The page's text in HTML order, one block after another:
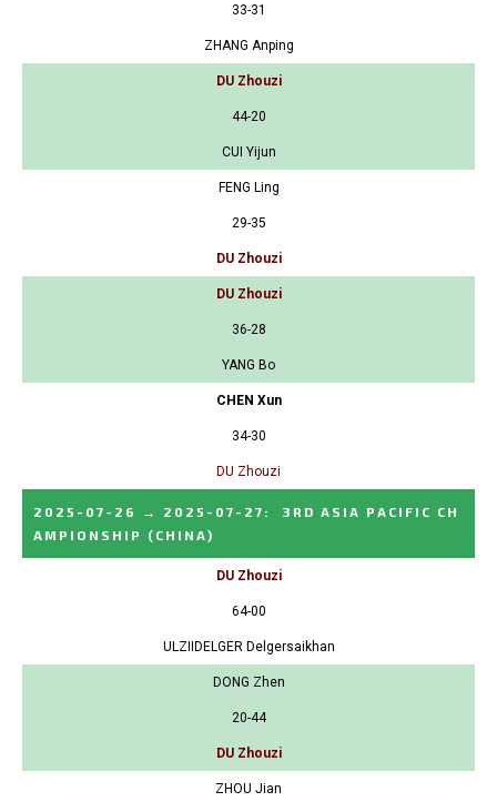
33-31
ZHANG Anping
DU Zhouzi
44-20
CUI Yijun
FENG Ling
29-35
DU Zhouzi
DU Zhouzi
36-28
YANG Bo
CHEN Xun
34-30
DU Zhouzi
2025-07-26 → 2025-07-27 :
3RD ASIA PACIFIC CH
AMPIONSHIP
(CHINA)
DU Zhouzi
64-00
ULZIIDELGER Delgersaikhan
DONG Zhen
20-44
DU Zhouzi
ZHOU Jian